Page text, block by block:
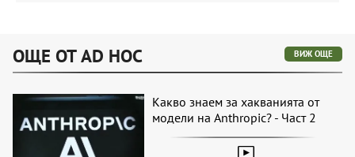
ОЩЕ ОТ AD HOC ВИЖ ОЩЕ
Какво знаем за хакванията от
модели на Anthropic? - Част 2